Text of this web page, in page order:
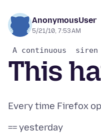
AnonymousUser
5/21/10, 7:53 AM
This